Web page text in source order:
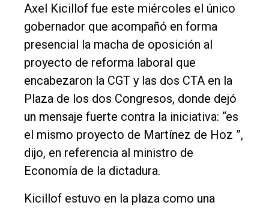
Tendencia
Int.
General
Política
Cultura
Entrevistas
Rural
Deportes
Fúnebres
Axel Kicillof fue este miércoles el único
gobernador que acompañó en forma
presencial la macha de oposición al
proyecto de reforma laboral que
encabezaron la CGT y las dos CTA en la
Plaza de los dos Congresos, donde dejó
un mensaje fuerte contra la iniciativa: “es
el mismo proyecto de Martínez de Hoz ”,
dijo, en referencia al ministro de
Economía de la dictadura.
Kicillof estuvo en la plaza como una